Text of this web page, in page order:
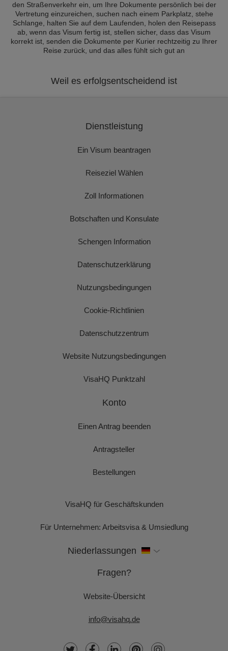
den Straßenverkehr ein, um Ihre Dokumente persönlich bei der
Vertretung einzureichen, suchen nach einem Parkplatz, stehe
Schlange, halten Sie auf dem Laufenden, holen den Reisepass
ab, wenn das Visum fertig ist, stellen sicher, dass das Visum
korrekt ist, senden die Dokumente per Kurier rechtzeitig zu Ihrer
Reise zurück, und das alles fühlt sich gut an
Weil es erfolgsentscheidend ist
Dienstleistung
Ein Visum beantragen
Reiseziel Wählen
Zoll Informationen
Botschaften und Konsulate
Schengen Information
Datenschutzerklärung
Nutzungsbedingungen
Cookie-Richtlinien
Datenschutzzentrum
Website Nutzungsbedingungen
VisaHQ Punktzahl
Konto
Einen Antrag beenden
Antragsteller
Bestellungen
VisaHQ für Geschäftskunden
Für Unternehmen: Arbeitsvisa & Umsiedlung
Niederlassungen
Fragen?
Website-Übersicht
info@visahq.de